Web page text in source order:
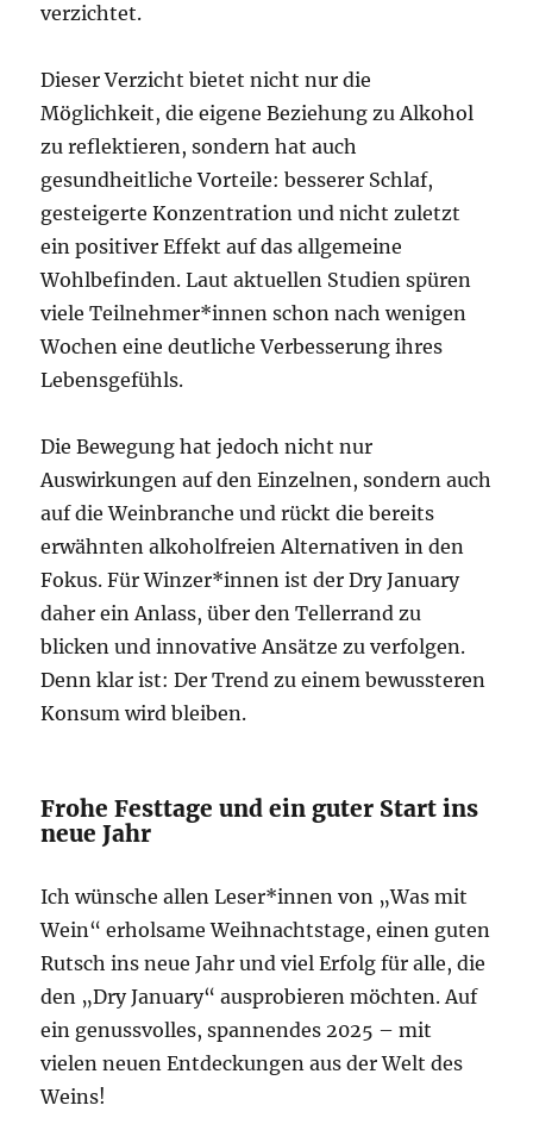
verzichtet.
Dieser Verzicht bietet nicht nur die
Möglichkeit, die eigene Beziehung zu Alkohol
zu reflektieren, sondern hat auch
gesundheitliche Vorteile: besserer Schlaf,
gesteigerte Konzentration und nicht zuletzt
ein positiver Effekt auf das allgemeine
Wohlbefinden. Laut aktuellen Studien spüren
viele Teilnehmer*innen schon nach wenigen
Wochen eine deutliche Verbesserung ihres
Lebensgefühls.
Die Bewegung hat jedoch nicht nur
Auswirkungen auf den Einzelnen, sondern auch
auf die Weinbranche und rückt die bereits
erwähnten alkoholfreien Alternativen in den
Fokus. Für Winzer*innen ist der Dry January
daher ein Anlass, über den Tellerrand zu
blicken und innovative Ansätze zu verfolgen.
Denn klar ist: Der Trend zu einem bewussteren
Konsum wird bleiben.
Frohe Festtage und ein guter Start ins
neue Jahr
Ich wünsche allen Leser*innen von „Was mit
Wein“ erholsame Weihnachtstage, einen guten
Rutsch ins neue Jahr und viel Erfolg für alle, die
den „Dry January“ ausprobieren möchten. Auf
ein genussvolles, spannendes 2025 – mit
vielen neuen Entdeckungen aus der Welt des
Weins!